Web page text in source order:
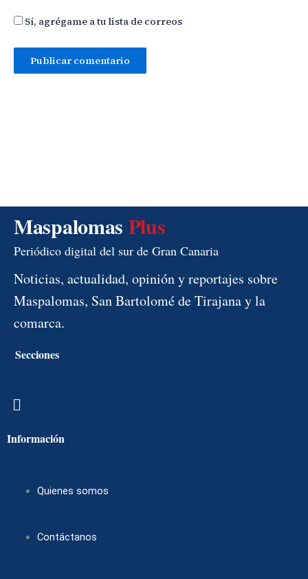
Sí, agrégame a tu lista de correos
Maspalomas Plus
Periódico digital del sur de Gran Canaria
Noticias, actualidad, opinión y reportajes sobre
Maspalomas, San Bartolomé de Tirajana y la
comarca.
Secciones
Menú
Información
Quienes somos
Contáctanos